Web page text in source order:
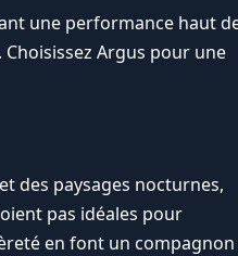
une performance haut
Argus pour une
des paysages nocturnes,
pas idéales pour
en font un compagnon